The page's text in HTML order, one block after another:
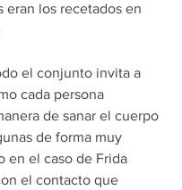
eran los recetados en
el conjunto invita a
cada persona
de sanar el cuerpo
de forma muy
en el caso de Frida
el contacto que